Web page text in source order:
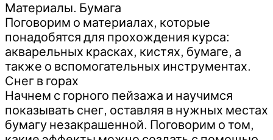
Материалы. Бумага
Поговорим о материалах, которые
понадобятся для прохождения курса:
акварельных красках, кистях, бумаге, а
также о вспомогательных инструментах.
Снег в горах
Начнем с горного пейзажа и научимся
показывать снег, оставляя в нужных местах
бумагу незакрашенной. Поговорим о том,